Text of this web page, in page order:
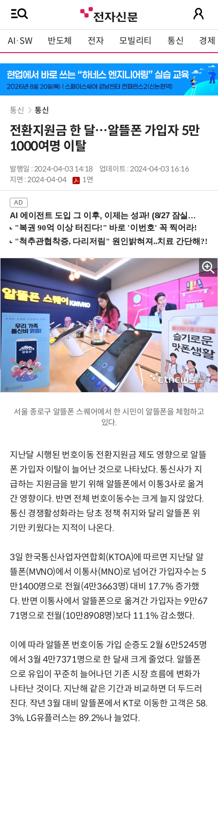
AI·SW 반도체 전자 모빌리티 통신 경제
통신 통신
전환지원금 한 달…알뜰폰 가입자 5만
1000여명 이탈
발행일 : 2024-04-03 14:18
업데이트 : 2024-04-03 16:16
지면 :2024-04-04 1면
AI 에이전트 도입 그 이후, 이제는 성과! (8/27 잠실역)
서울 종로구 알뜰폰 스퀘어에서 한 시민이 알뜰폰을 체험하고
있다.
지난달 시행된 번호이동 전환지원금 제도 영향으로 알뜰
폰 가입자 이탈이 늘어난 것으로 나타났다. 통신사가 지
급하는 지원금을 받기 위해 알뜰폰에서 이통3사로 옮겨
간 영향이다. 반면 전체 번호이동수는 크게 늘지 않았다.
통신 경쟁활성화라는 당초 정책 취지와 달리 알뜰폰 위
기만 키웠다는 지적이 나온다.
3일 한국통신사업자연합회(KTOA)에 따르면 지난달 알
뜰폰(MVNO)에서 이통사(MNO)로 넘어간 가입자수는 5
만1400명으로 전월(4만3663명) 대비 17.7% 증가했
다. 반면 이통사에서 알뜰폰으로 옮겨간 가입자는 9만67
71명으로 전월(10만8908명)보다 11.1% 감소했다.
이에 따라 알뜰폰 번호이동 가입 순증도 2월 6만5245명
에서 3월 4만7371명으로 한 달새 크게 줄었다. 알뜰폰
으로 유입이 꾸준히 늘어나던 기존 시장 흐름에 변화가
나타난 것이다. 지난해 같은 기간과 비교하면 더 두드러
진다. 작년 3월 대비 알뜰폰에서 KT로 이동한 고객은 58.
3%, LG유플러스는 89.2%나 늘었다.